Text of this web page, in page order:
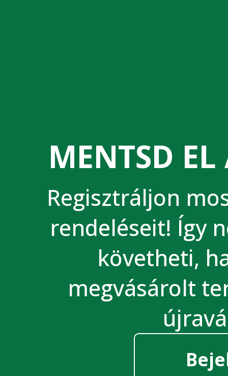
MENTSD
Regisztráljon
rendeléseit! Így
követheti,
megvásárolt